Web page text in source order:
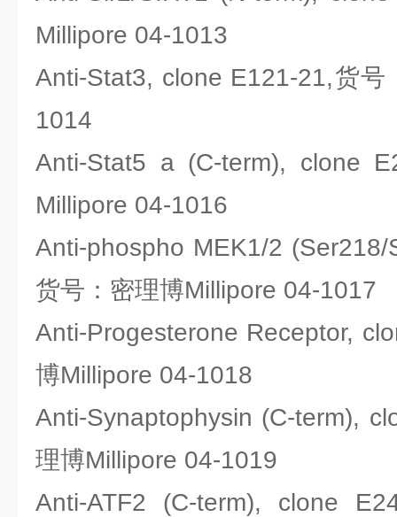
Millipore 04-1013
Anti-Stat3, clone E121-21,货
1014
Anti-Stat5 a (C-term), clone
Millipore 04-1016
Anti-phospho MEK1/2
货号：密理博Millipore 04-1017
Anti-Progesterone Receptor,
博Millipore 04-1018
Anti-Synaptophysin (C-term),
理博Millipore 04-1019
Anti-ATF2 (C-term), clone